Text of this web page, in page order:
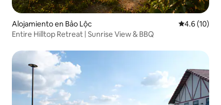
Alojamiento en Bảo Lộc Calificación
4.6 (10)
Entire Hilltop Retreat | Sunrise View & BBQ